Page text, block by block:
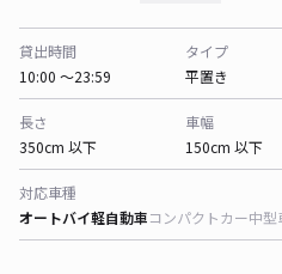
貸出時間
10:00 〜23:59
タイプ
平置き
長さ
350cm 以下
車幅
150cm 以下
対応車種
オートバイ軽自動車コンパクトカー中型